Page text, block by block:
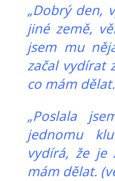
„Dobrý den,
jiné země,
jsem mu
začal vydírat
co mám
„Poslala
jednomu
vydírá, že je
mám dělat.